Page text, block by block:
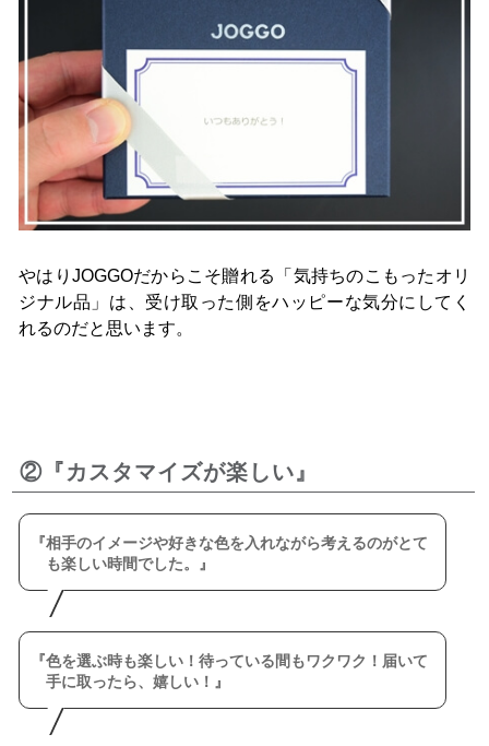
やはりJOGGOだからこそ贈れる「気持ちのこもったオリ
ジナル品」は、受け取った側をハッピーな気分にしてく
れるのだと思います。
②『カスタマイズが楽しい』
相手のイメージや好きな色を入れながら考えるのがとて
も楽しい時間でした。
色を選ぶ時も楽しい！待っている間もワクワク！届いて
手に取ったら、嬉しい！